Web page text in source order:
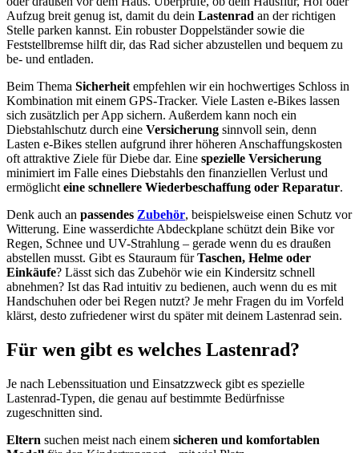
Aufzug breit genug ist, damit du dein Lastenrad an der richtigen
Stelle parken kannst. Ein robuster Doppelständer sowie die
Feststellbremse hilft dir, das Rad sicher abzustellen und bequem zu
be- und entladen.
Beim Thema Sicherheit empfehlen wir ein hochwertiges Schloss in
Kombination mit einem GPS-Tracker. Viele Lasten e-Bikes lassen
sich zusätzlich per App sichern. Außerdem kann noch ein
Diebstahlschutz durch eine Versicherung sinnvoll sein, denn
Lasten e-Bikes stellen aufgrund ihrer höheren Anschaffungskosten
oft attraktive Ziele für Diebe dar. Eine spezielle Versicherung
minimiert im Falle eines Diebstahls den finanziellen Verlust und
ermöglicht eine schnellere Wiederbeschaffung oder Reparatur.
Denk auch an passendes Zubehör, beispielsweise einen Schutz vor
Witterung. Eine wasserdichte Abdeckplane schützt dein Bike vor
Regen, Schnee und UV-Strahlung – gerade wenn du es draußen
abstellen musst. Gibt es Stauraum fürTaschen, Helme oder
Einkäufe? Lässt sich das Zubehör wie ein Kindersitz schnell
abnehmen? Ist das Rad intuitiv zu bedienen, auch wenn du es mit
Handschuhen oder bei Regen nutzt? Je mehr Fragen du im Vorfeld
klärst, desto zufriedener wirst du später mit deinem Lastenrad sein.
Für wen gibt es welches Lastenrad?
Je nach Lebenssituation und Einsatzzweck gibt es spezielle
Lastenrad-Typen, die genau auf bestimmte Bedürfnisse
zugeschnitten sind.
Eltern suchen meist nach einem sicheren und komfortablen